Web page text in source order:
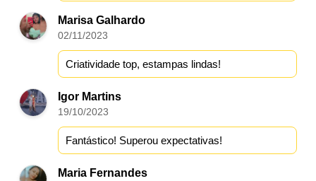
Marisa Galhardo
02/11/2023
Criatividade top, estampas lindas!
Igor Martins
19/10/2023
Fantástico! Superou expectativas!
Maria Fernandes